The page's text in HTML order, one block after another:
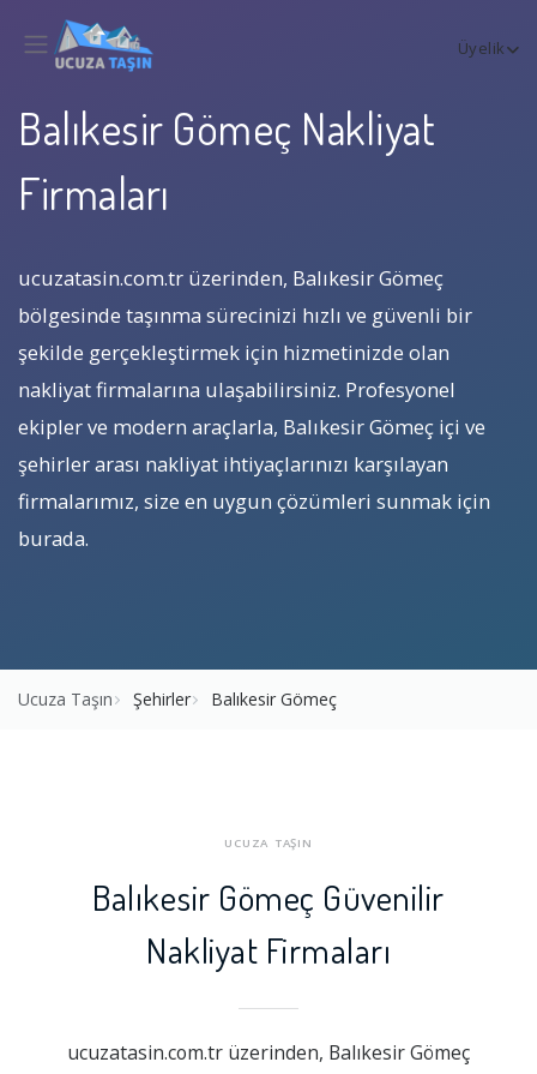
Üyelik
Balıkesir Gömeç Nakliyat
Firmaları
ucuzatasin.com.tr üzerinden, Balıkesir Gömeç
bölgesinde taşınma sürecinizi hızlı ve güvenli bir
şekilde gerçekleştirmek için hizmetinizde olan
nakliyat firmalarına ulaşabilirsiniz. Profesyonel
ekipler ve modern araçlarla, Balıkesir Gömeç içi ve
şehirler arası nakliyat ihtiyaçlarınızı karşılayan
firmalarımız, size en uygun çözümleri sunmak için
burada.
Ucuza Taşın Şehirler Balıkesir Gömeç
UCUZA TAŞIN
Balıkesir Gömeç Güvenilir
Nakliyat Firmaları
ucuzatasin.com.tr üzerinden, Balıkesir Gömeç